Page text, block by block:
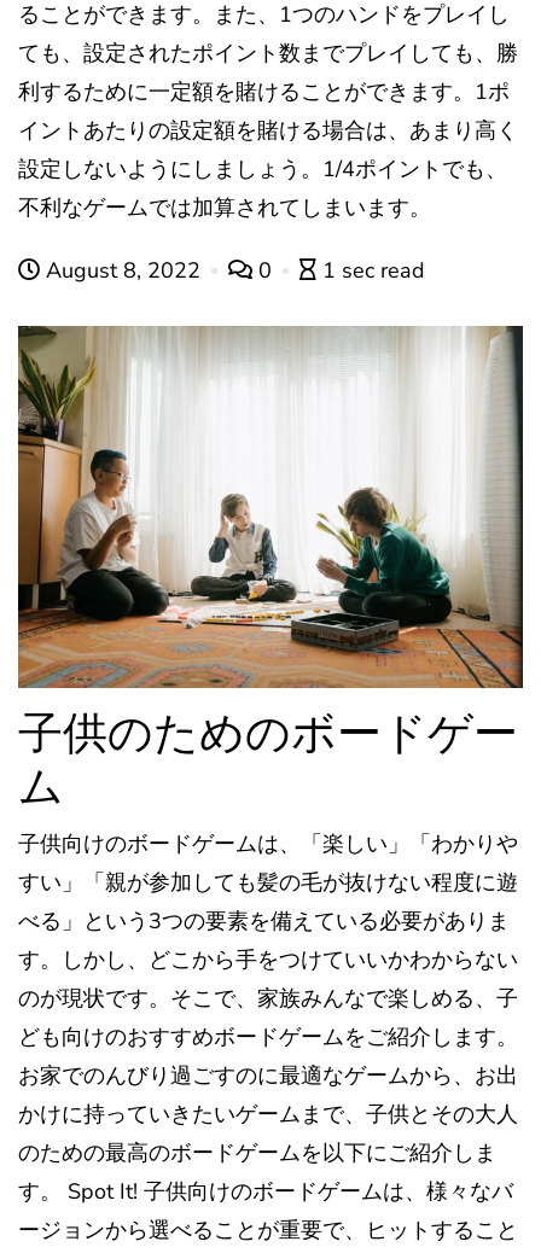
ることができます。また、1つのハンドをプレイし
ても、設定されたポイント数までプレイしても、勝
利するために一定額を賭けることができます。1ポ
イントあたりの設定額を賭ける場合は、あまり高く
設定しないようにしましょう。1/4ポイントでも、
不利なゲームでは加算されてしまいます。
August 8, 2022 0 1 sec read
子供のためのボードゲー
ム
子供向けのボードゲームは、「楽しい」「わかりや
すい」「親が参加しても髪の毛が抜けない程度に遊
べる」という3つの要素を備えている必要がありま
す。しかし、どこから手をつけていいかわからない
のが現状です。そこで、家族みんなで楽しめる、子
ども向けのおすすめボードゲームをご紹介します。
お家でのんびり過ごすのに最適なゲームから、お出
かけに持っていきたいゲームまで、子供とその大人
のための最高のボードゲームを以下にご紹介しま
す。 Spot It! 子供向けのボードゲームは、様々なバ
ージョンから選べることが重要で、ヒットすること